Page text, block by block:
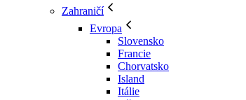
Zahraničí
Evropa
Slovensko
Francie
Chorvatsko
Island
Itálie